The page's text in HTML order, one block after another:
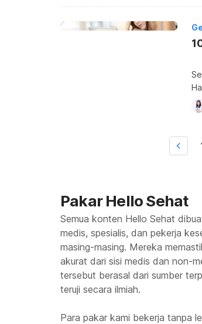
Pakar Hello Sehat
Semua konten Hello Sehat
medis, spesialis, dan pekerja
masing-masing. Mereka
akurat dari sisi medis dan non-
tersebut berasal dari sumber
teruji secara ilmiah.
Para pakar kami bekerja tanpa